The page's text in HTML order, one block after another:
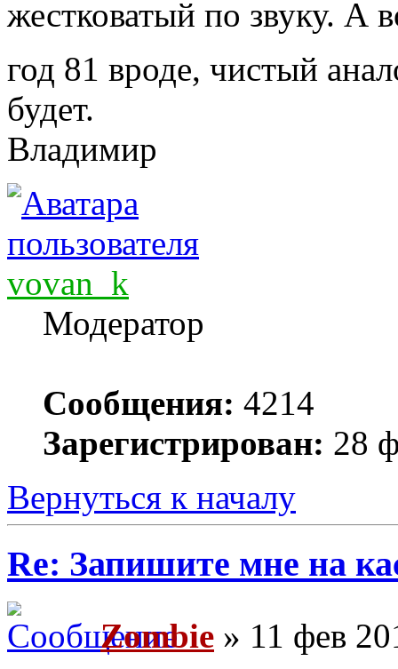
жестковатый по звуку. А
год 81 вроде, чистый
будет.
Владимир
vovan_k
Модератор
Сообщения: 4214
Зарегистрирован: 28
Вернуться к началу
Re: Запишите мне на
Zombie » 11 фев